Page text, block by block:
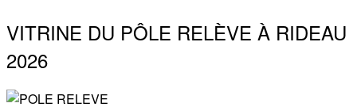
VITRINE DU PÔLE RELÈVE À RIDEAU
2026